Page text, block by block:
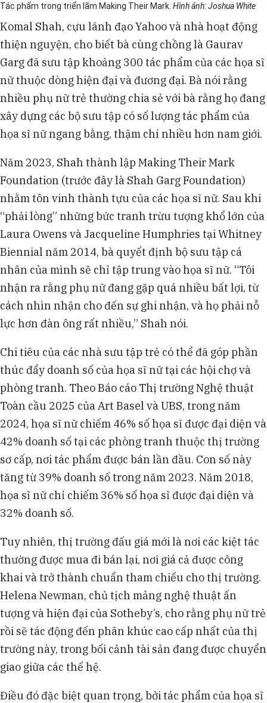
Tác phẩm trong triển lãm Making Their Mark. Hình ảnh: Joshua White
Komal Shah, cựu lãnh đạo Yahoo và nhà hoạt động
thiện nguyện, cho biết bà cùng chồng là Gaurav
Garg đã sưu tập khoảng 300 tác phẩm của các họa sĩ
nữ thuộc dòng hiện đại và đương đại. Bà nói rằng
nhiều phụ nữ trẻ thường chia sẻ với bà rằng họ đang
xây dựng các bộ sưu tập có số lượng tác phẩm của
họa sĩ nữ ngang bằng, thậm chí nhiều hơn nam giới.
Năm 2023, Shah thành lập Making Their Mark
Foundation (trước đây là Shah Garg Foundation)
nhằm tôn vinh thành tựu của các họa sĩ nữ. Sau khi
“phải lòng” những bức tranh trừu tượng khổ lớn của
Laura Owens và Jacqueline Humphries tại Whitney
Biennial năm 2014, bà quyết định bộ sưu tập cá
nhân của mình sẽ chỉ tập trung vào họa sĩ nữ. “Tôi
nhận ra rằng phụ nữ đang gặp quá nhiều bất lợi, từ
cách nhìn nhận cho đến sự ghi nhận, và họ phải nỗ
lực hơn đàn ông rất nhiều,” Shah nói.
Chi tiêu của các nhà sưu tập trẻ có thể đã góp phần
thúc đẩy doanh số của họa sĩ nữ tại các hội chợ và
phòng tranh. Theo Báo cáo Thị trường Nghệ thuật
Toàn cầu 2025 của Art Basel và UBS, trong năm
2024, họa sĩ nữ chiếm 46% số họa sĩ được đại diện và
42% doanh số tại các phòng tranh thuộc thị trường
sơ cấp, nơi tác phẩm được bán lần đầu. Con số này
tăng từ 39% doanh số trong năm 2023. Năm 2018,
họa sĩ nữ chỉ chiếm 36% số họa sĩ được đại diện và
32% doanh số.
Tuy nhiên, thị trường đấu giá mới là nơi các kiệt tác
thường được mua đi bán lại, nơi giá cả được công
khai và trở thành chuẩn tham chiếu cho thị trường.
Helena Newman, chủ tịch mảng nghệ thuật ấn
tượng và hiện đại của Sotheby’s, cho rằng phụ nữ trẻ
rồi sẽ tác động đến phân khúc cao cấp nhất của thị
trường này, trong bối cảnh tài sản đang được chuyển
giao giữa các thế hệ.
Điều đó đặc biệt quan trọng, bởi tác phẩm của họa sĩ